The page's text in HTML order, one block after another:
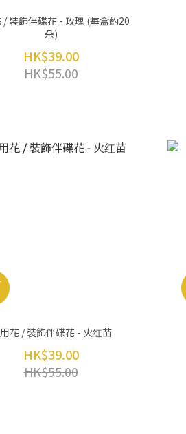
/ 裝飾伴碟花 - 玫瑰 (每盒約20
朵)
HK$39.00
HK$55.00
花 / 裝飾伴碟花 - 火红苗
HK$39.00
HK$55.00